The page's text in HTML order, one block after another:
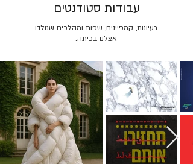
רעיונות, קמפיינים, שפות ומהלכים שנולדו
אצלנו בכיתה.
עבודות סטודנטים